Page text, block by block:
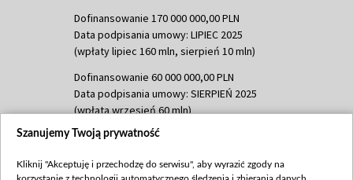
Dofinansowanie 170 000 000,00 PLN
Data podpisania umowy: LIPIEC 2025
(wpłaty lipiec 160 mln, sierpień 10 mln)
Dofinansowanie 60 000 000,00 PLN
Data podpisania umowy: SIERPIEŃ 2025
(wpłata wrzesień 60 mln)
Dofinansowanie 635 783 051,21 PLN
(wpłata wrzesień 100 mln, październik 350
Szanujemy Twoją prywatność
Kliknij "Akceptuję i przechodzę do serwisu", aby wyrazić zgody na